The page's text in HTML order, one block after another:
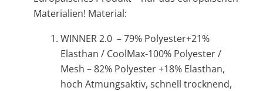
Materialien! Material:
WINNER 2.0 – 79% Polyester+21%
Elasthan / CoolMax-100% Polyester /
Mesh – 82% Polyester +18% Elasthan,
hoch Atmungsaktiv, schnell trocknend,